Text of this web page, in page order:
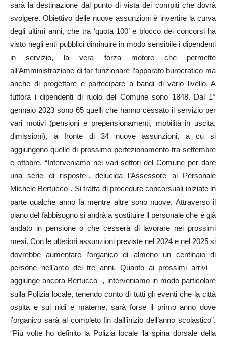
sarà la destinazione dal punto di vista dei compiti che dovrà
svolgere. Obiettivo delle nuove assunzioni è invertire la curva
degli ultimi anni, che tra ‘quota 100’ e blocco dei concorsi ha
visto negli enti pubblici diminuire in modo sensibile i dipendenti
in servizio, la vera forza motore che permette
all’Amministrazione di far funzionare l’apparato burocratico ma
anche di progettare e partecipare a bandi di vario livello. A
tuttora i dipendenti di ruolo del Comune sono 1848. Dal 1°
gennaio 2023 sono 65 quelli che hanno cessato il servizio per
vari motivi (pensioni e prepensionamenti, mobilità in uscita,
dimissioni), a fronte di 34 nuove assunzioni, a cu si
aggiungono quelle di prossimo perfezionamento tra settembre
e ottobre. “Interveniamo nei vari settori del Comune per dare
una serie di risposte-. delucida l’Assessore al Personale
Michele Bertucco-. Si tratta di procedure concorsuali iniziate in
parte qualche anno fa mentre altre sono nuove. Attraverso il
piano del fabbisogno si andrà a sostituire il personale che è già
andato in pensione o che cesserà di lavorare nei prossimi
mesi. Con le ulteriori assunzioni previste nel 2024 e nel 2025 si
dovrebbe aumentare l’organico di almeno un centinaio di
persone nell’arco dei tre anni. Quanto ai prossimi arrivi –
aggiunge ancora Bertucco -, interveniamo in modo particolare
sulla Polizia locale, tenendo conto di tutti gli eventi che la città
ospita e sui nidi e materne, sarà forse il primo anno dove
l’organico sarà al completo fin dall’inizio dell’anno scolastico”.
“Più volte ho definito la Polizia locale ‘la spina dorsale della